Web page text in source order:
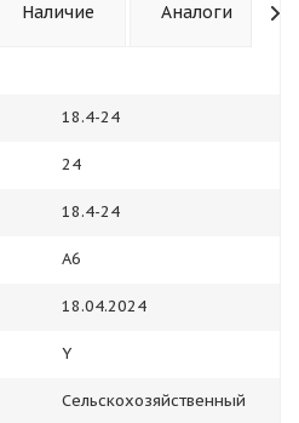
Наличие Аналоги
18.4-24
24
18.4-24
А6
18.04.2024
Y
Сельскохозяйственный